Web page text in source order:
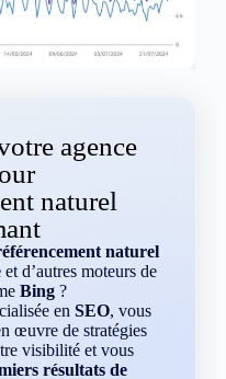
agence
naturel
naturel
et d’autres moteurs de
Bing?
enSEO, vous
œuvre de stratégies
visibilité et vous
résultats de